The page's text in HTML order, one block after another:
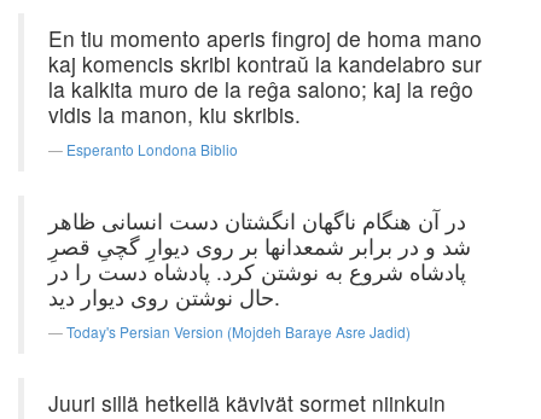
En tiu momento aperis fingroj de homa mano
kaj komencis skribi kontraŭ la kandelabro sur
la kalkita muro de la reĝa salono; kaj la reĝo
vidis la manon, kiu skribis.
Esperanto Londona Biblio
در آن هنگام ناگهان انگشتان دست انسانی ظاهر
شد و در برابر شمعدانها بر روی دیوارِ گچیِ قصرِ
پادشاه شروع به نوشتن کرد. پادشاه دست را در
حال نوشتن روی دیوار دید.
Today's Persian Version (Mojdeh Baraye Asre Jadid)
Juuri sillä hetkellä kävivät sormet niinkuin